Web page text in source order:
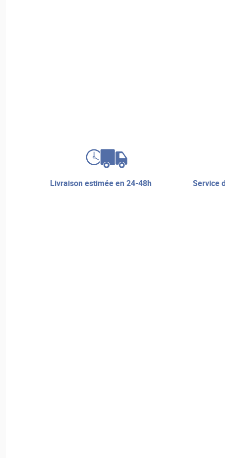
livraison estimée en 24-48h
service de réparation et assistance